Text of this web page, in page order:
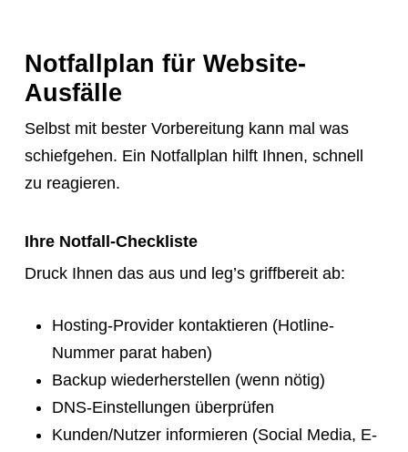
Notfallplan für Website-
Ausfälle
Selbst mit bester Vorbereitung kann mal was
schiefgehen. Ein Notfallplan hilft Ihnen, schnell
zu reagieren.
Ihre Notfall-Checkliste
Druck Ihnen das aus und leg’s griffbereit ab:
Hosting-Provider kontaktieren (Hotline-
Nummer parat haben)
Backup wiederherstellen (wenn nötig)
DNS-Einstellungen überprüfen
Kunden/Nutzer informieren (Social Media, E-